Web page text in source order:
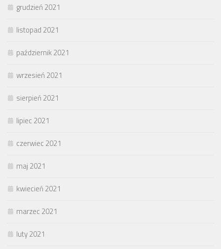
grudzień 2021
listopad 2021
październik 2021
wrzesień 2021
sierpień 2021
lipiec 2021
czerwiec 2021
maj 2021
kwiecień 2021
marzec 2021
luty 2021